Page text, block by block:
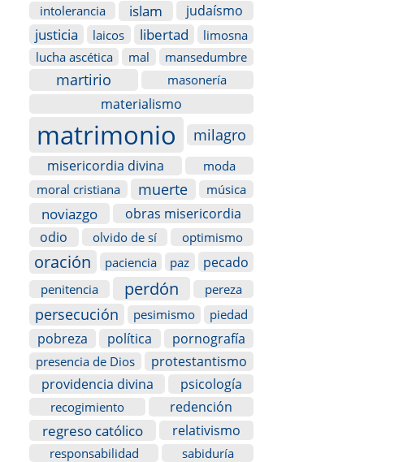
intolerancia islam judaísmo
justicia laicos libertad
limosna
lucha ascética
mal mansedumbre
martirio masonería
materialismo
matrimonio milagro
misericordia divina
moda
moral cristiana
muerte música
noviazgo
obras misericordia
odio
olvido de sí optimismo
oración paciencia paz pecado
penitencia perdón pereza
persecución pesimismo piedad
pobreza política pornografía
presencia de Dios
protestantismo
providencia divina
psicología
recogimiento redención
regreso católico relativismo
responsabilidad sabiduría